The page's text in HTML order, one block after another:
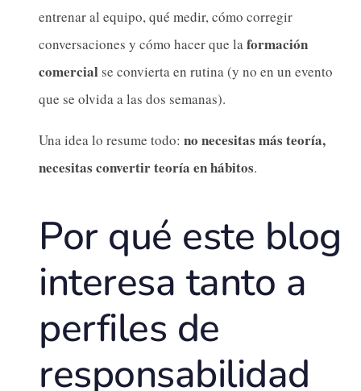
entrenar al equipo, qué medir, cómo corregir
conversaciones y cómo hacer que laformación
comercial se convierta en rutina (y no en un evento
que se olvida a las dos semanas).
Una idea lo resume todo: no necesitas más teoría,
necesitas convertir teoría en hábitos.
Por qué este blog
interesa tanto a
perfiles de
responsabilidad